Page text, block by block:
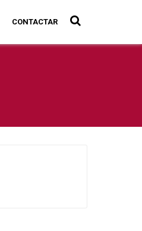
CONTACTAR